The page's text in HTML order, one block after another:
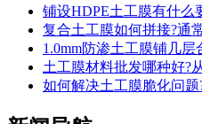
铺设HDPE土工膜有什
复合土工膜如何拼接?通
1.0mm防渗土工膜铺几
土工膜材料批发哪种好?
如何解决土工膜脆化问